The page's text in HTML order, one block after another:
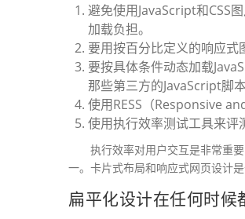
避免使用JavaScript和CSS
加载负担。
要用按百分比定义的响应式
要按具体条件动态加载
那些第三方的JavaScript脚
使用RESS（Responsive
使用执行效率测试工具来评
执行效率对用户交互是非常重
一。卡片式布局和响应式网页设计
扁平化设计在任何时候